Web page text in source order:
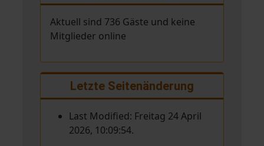
Aktuell sind 736 Gäste und keine
Mitglieder online
Letzte Seitenänderung
Last Modified: Freitag 24 April
2026, 10:09:54.